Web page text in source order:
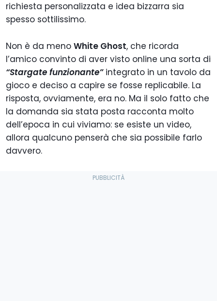
richiesta personalizzata e idea bizzarra sia
spesso sottilissimo.
Non è da meno White Ghost, che ricorda
l’amico convinto di aver visto online una sorta di
“Stargate funzionante”integrato in un tavolo da
gioco e deciso a capire se fosse replicabile. La
risposta, ovviamente, era no. Ma il solo fatto che
la domanda sia stata posta racconta molto
dell’epoca in cui viviamo: se esiste un video,
allora qualcuno penserà che sia possibile farlo
davvero.